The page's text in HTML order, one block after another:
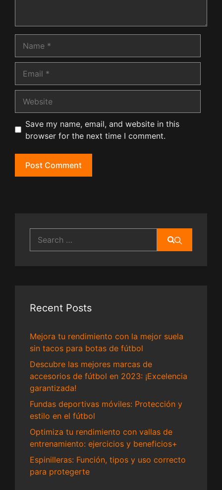
Save my name, email, and website in this
browser for the next time I comment.
for:
Recent Posts
Mejora tu rendimiento con la mejor suela
sin tacos para botas de fútbol
Descubre las mejores marcas de
accesorios de fútbol en 2023: ¡Excelencia
garantizada!
Fundas deportivas móviles: Protección y
estilo en el fútbol
Optimiza tu rendimiento con vallas de
entrenamiento: ejercicios y beneficios+
Espinilleras: Función, tipos y uso correcto
para protegerte